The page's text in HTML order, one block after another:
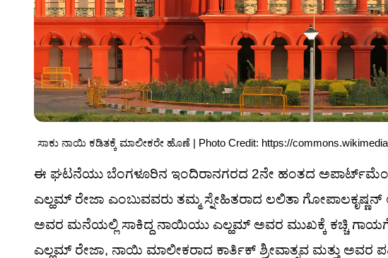
ಸಾಕು ನಾಯಿ ಕಡಿತಕ್ಕೆ ಮಾಲೀಕರೇ ಹೊಣೆ | Photo Credit: https://
ಈ ಘಟನೆಯು ಬೆಂಗಳೂರಿನ ಇಂದಿರಾನಗರದ 2ನೇ ಹಂತದ
ಎಲ್ಹಮ್ ರೇಜಾ ಎಂಬುವವರು ತಮ್ಮ ಸ್ನೇಹಿತರಾದ ಲಲಿತಾ
ಅವರ ಮನೆಯಲ್ಲಿ ಸಾಕಿದ್ದ ನಾಯಿಯು ಎಲ್ಹಮ್ ಅವರ ಮುಖಕ್ಕೆ ಕಚ್ಚಿ
ಎಲ್ಹಮ್ ರೇಜಾ, ನಾಯಿ ಮಾಲೀಕರಾದ ಕಾರ್ತಿಕ್ ಶ್ರೀವಾತ್ಸವ ಮತ್ತು ಅವರ